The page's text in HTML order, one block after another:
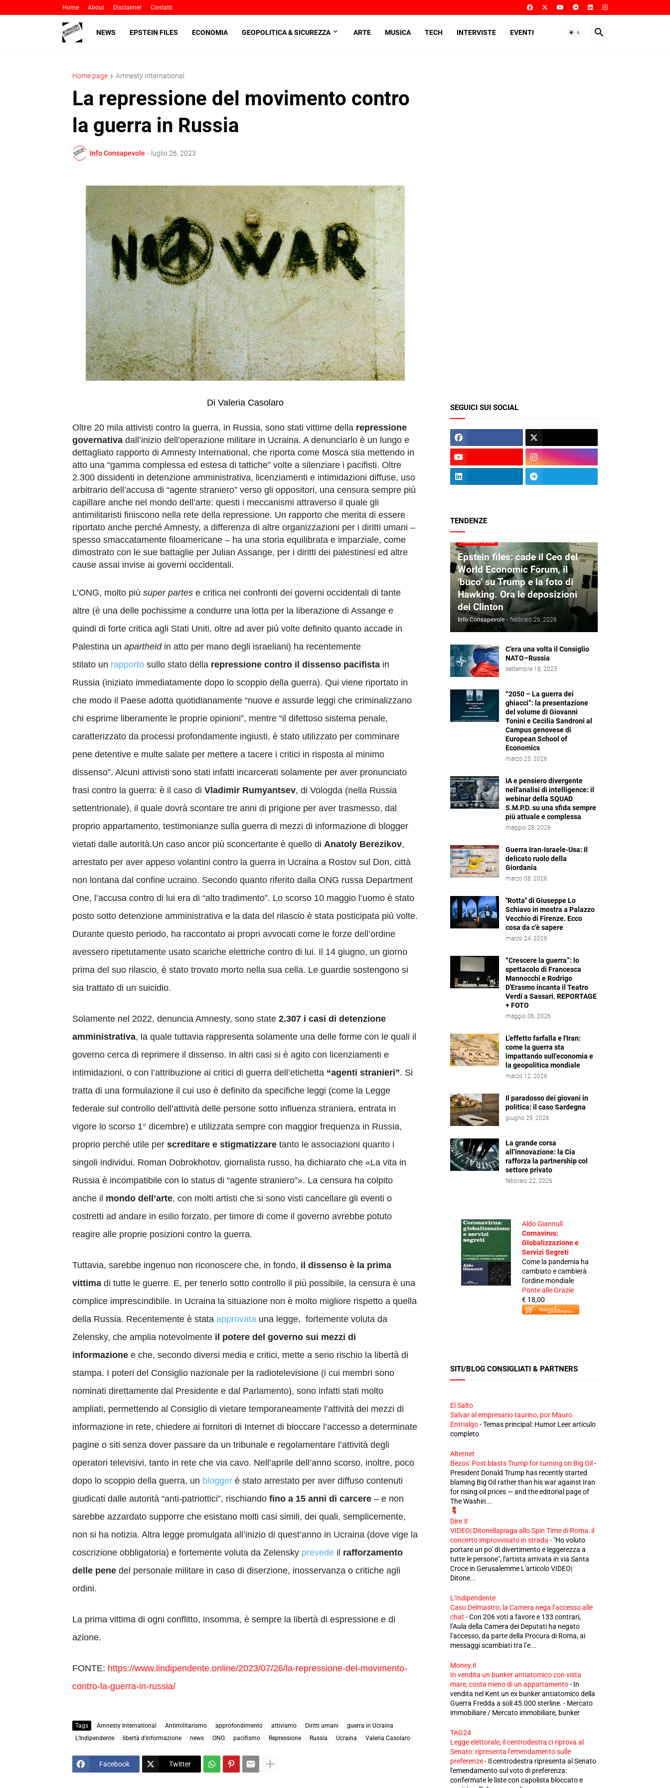
Home About Disclaimer Contatti
NEWS EPSTEIN FILES ECONOMIA GEOPOLITICA & SICUREZZA ARTE MUSICA TECH INTERVISTE EVENTI
Home page Amnesty International
La repressione del movimento contro
la guerra in Russia
Info Consapevole - luglio 26, 2023
Di Valeria Casolaro
Oltre 20 mila attivisti contro la guerra, in Russia, sono stati vittime della repressione
governativa dall’inizio dell’operazione militare in Ucraina. A denunciarlo è un lungo e
dettagliato rapporto di Amnesty International, che riporta come Mosca stia mettendo in
atto una “gamma complessa ed estesa di tattiche” volte a silenziare i pacifisti. Oltre
2.300 dissidenti in detenzione amministrativa, licenziamenti e intimidazioni diffuse, uso
arbitrario dell’accusa di “agente straniero” verso gli oppositori, una censura sempre più
capillare anche nel mondo dell’arte: questi i meccanismi attraverso il quale gli
antimilitaristi finiscono nella rete della repressione. Un rapporto che merita di essere
riportato anche perché Amnesty, a differenza di altre organizzazioni per i diritti umani –
spesso smaccatamente filoamericane – ha una storia equilibrata e imparziale, come
dimostrato con le sue battaglie per Julian Assange, per i diritti dei palestinesi ed altre
cause assai invise ai governi occidentali.
L’ONG, molto più super partes e critica nei confronti dei governi occidentali di tante
altre (è una delle pochissime a condurre una lotta per la liberazione di Assange e
quindi di forte critica agli Stati Uniti, oltre ad aver più volte definito quanto accade in
Palestina un apartheid in atto per mano degli israeliani) ha recentemente
stilato un rapporto sullo stato della repressione contro il dissenso pacifista in
Russia (iniziato immediatamente dopo lo scoppio della guerra). Qui viene riportato in
che modo il Paese adotta quotidianamente “nuove e assurde leggi che criminalizzano
chi esprime liberamente le proprie opinioni”, mentre “il difettoso sistema penale,
caratterizzato da processi profondamente ingiusti, è stato utilizzato per comminare
pene detentive e multe salate per mettere a tacere i critici in risposta al minimo
dissenso”. Alcuni attivisti sono stati infatti incarcerati solamente per aver pronunciato
frasi contro la guerra: è il caso di Vladimir Rumyantsev, di Vologda (nella Russia
settentrionale), il quale dovrà scontare tre anni di prigione per aver trasmesso, dal
proprio appartamento, testimonianze sulla guerra di mezzi di informazione di blogger
vietati dalle autorità.Un caso ancor più sconcertante è quello di Anatoly Berezikov,
arrestato per aver appeso volantini contro la guerra in Ucraina a Rostov sul Don, città
non lontana dal confine ucraino. Secondo quanto riferito dalla ONG russa Department
One, l’accusa contro di lui era di “alto tradimento”. Lo scorso 10 maggio l’uomo è stato
posto sotto detenzione amministrativa e la data del rilascio è stata posticipata più volte.
Durante questo periodo, ha raccontato ai propri avvocati come le forze dell’ordine
avessero ripetutamente usato scariche elettriche contro di lui. Il 14 giugno, un giorno
prima del suo rilascio, è stato trovato morto nella sua cella. Le guardie sostengono si
sia trattato di un suicidio.
Solamente nel 2022, denuncia Amnesty, sono state 2.307 i casi di detenzione
amministrativa, la quale tuttavia rappresenta solamente una delle forme con le quali il
governo cerca di reprimere il dissenso. In altri casi si è agito con licenziamenti e
intimidazioni, o con l’attribuzione ai critici di guerra dell’etichetta “agenti stranieri”. Si
tratta di una formulazione il cui uso è definito da specifiche leggi (come la Legge
federale sul controllo dell’attività delle persone sotto influenza straniera, entrata in
vigore lo scorso 1° dicembre) e utilizzata sempre con maggior frequenza in Russia,
proprio perché utile per screditare e stigmatizzare tanto le associazioni quanto i
singoli individui. Roman Dobrokhotov, giornalista russo, ha dichiarato che «La vita in
Russia è incompatibile con lo status di “agente straniero”». La censura ha colpito
anche il mondo dell’arte, con molti artisti che si sono visti cancellare gli eventi o
costretti ad andare in esilio forzato, per timore di come il governo avrebbe potuto
reagire alle proprie posizioni contro la guerra.
Tuttavia, sarebbe ingenuo non riconoscere che, in fondo, il dissenso è la prima
vittima di tutte le guerre. E, per tenerlo sotto controllo il più possibile, la censura è una
complice imprescindibile. In Ucraina la situazione non è molto migliore rispetto a quella
della Russia. Recentemente è stata approvata una legge, fortemente voluta da
Zelensky, che amplia notevolmente il potere del governo sui mezzi di
informazione e che, secondo diversi media e critici, mette a serio rischio la libertà di
stampa. I poteri del Consiglio nazionale per la radiotelevisione (i cui membri sono
nominati direttamente dal Presidente e dal Parlamento), sono infatti stati molto
ampliati, permettendo al Consiglio di vietare temporaneamente l’attività dei mezzi di
informazione in rete, chiedere ai fornitori di Internet di bloccare l’accesso a determinate
pagine o siti senza dover passare da un tribunale e regolamentare l’attività degli
operatori televisivi, tanto in rete che via cavo. Nell’aprile dell’anno scorso, inoltre, poco
dopo lo scoppio della guerra, un blogger è stato arrestato per aver diffuso contenuti
giudicati dalle autorità “anti-patriottici”, rischiando fino a 15 anni di carcere – e non
sarebbe azzardato supporre che esistano molti casi simili, dei quali, semplicemente,
non si ha notizia. Altra legge promulgata all’inizio di quest’anno in Ucraina (dove vige la
coscrizione obbligatoria) e fortemente voluta da Zelensky prevede il rafforzamento
delle pene del personale militare in caso di diserzione, inosservanza o critiche agli
ordini.
La prima vittima di ogni conflitto, insomma, è sempre la libertà di espressione e di
azione.
FONTE: https://www.lindipendente.online/2023/07/26/la-repressione-del-movimento-
contro-la-guerra-in-russia/
Tags Amnesty International Antimilitarismo approfondimento attivismo Diritti umani
guerra in Ucraina
L'Indipendente
libertà d'informazione news ONG pacifismo Repressione Russia Ucraina Valeria Casolaro
Facebook Twitter
SEGUICI SUI SOCIAL
TENDENZE
AGENZIA DIRE
Epstein files: cade il Ceo del
World Economic Forum, il
‘buco’ su Trump e la foto di
Hawking. Ora le deposizioni
dei Clinton
Info Consapevole - febbraio 26, 2026
C’era una volta il Consiglio
NATO–Russia
settembre 18, 2025
“2050 – La guerra dei
ghiacci”: la presentazione
del volume di Giovanni
Tonini e Cecilia Sandroni al
Campus genovese di
European School of
Economics
marzo 25, 2026
IA e pensiero divergente
nell'analisi di intelligence: il
webinar della SQUAD
S.M.P.D. su una sfida sempre
più attuale e complessa
maggio 28, 2026
Guerra Iran-Israele-Usa: Il
delicato ruolo della
Giordania
marzo 08, 2026
"Rotta" di Giuseppe Lo
Schiavo in mostra a Palazzo
Vecchio di Firenze. Ecco
cosa da c'è sapere
marzo 24, 2026
“Crescere la guerra”: lo
spettacolo di Francesca
Mannocchi e Rodrigo
D'Erasmo incanta il Teatro
Verdi a Sassari. REPORTAGE
+ FOTO
maggio 06, 2026
L’effetto farfalla e l'Iran:
come la guerra sta
impattando sull'economia e
la geopolitica mondiale
marzo 12, 2026
Il paradosso dei giovani in
politica: il caso Sardegna
giugno 29, 2026
La grande corsa
all’innovazione: la Cia
rafforza la partnership col
settore privato
febbraio 22, 2026
Aldo Giannuli
Cornavirus:
Globalizzazione e
Servizi Segreti
Come la pandemia ha
cambiato e cambierà
l'ordine mondiale
Ponte alle Grazie
€ 18,00
SITI/BLOG CONSIGLIATI & PARTNERS
El Salto
Salvar al empresario taurino, por Mauro
Entrialgo-Temas principal: Humor Leer artículo
completo
Alternet
Bezos' Post blasts Trump for turning on Big Oil -
President Donald Trump has recently started
blaming Big Oil rather than his war against Iran
for rising oil prices — and the editorial page of
The Washin...
Dire.it
VIDEO| Ditonellapiaga allo Spin Time di Roma: il
concerto improvvisato in strada - "Ho voluto
portare un po’ di divertimento e leggerezza a
tutte le persone", l'artista arrivata in via Santa
Croce in Gerusalemme L'articolo VIDEO|
Ditone...
L'Indipendente
Caso Delmastro, la Camera nega l’accesso alle
chat -Con 206 voti a favore e 133 contrari,
l’Aula della Camera dei Deputati ha negato
l’accesso, da parte della Procura di Roma, ai
messaggi scambiati tra l’e...
Money.it
In vendita un bunker antiatomico con vista
mare, costa meno di un appartamento- In
vendita nel Kent un ex bunker antiatomico della
Guerra Fredda a soli 45.000 sterline. - Mercato
immobiliare / Mercato immobiliare, bunker
TAG24
Legge elettorale, il centrodestra ci riprova al
Senato: ripresenta l'emendamento sulle
preferenze- Il centrodestra ripresenta al Senato
l'emendamento sul voto di preferenza:
confermate le liste con capolista bloccato e